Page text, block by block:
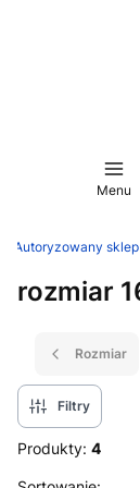
Menu
- Autoryzowany
rozmiar
Rozmiar
Filtry
Produkty: 4